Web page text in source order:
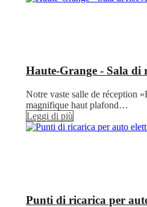
Haute-Grange - Sala di
Notre vaste salle de réception
magnifique haut plafond…
Leggi di più
Punti di ricarica per